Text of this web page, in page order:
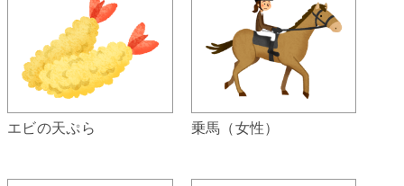
エビの天ぷら 乗馬（女性）